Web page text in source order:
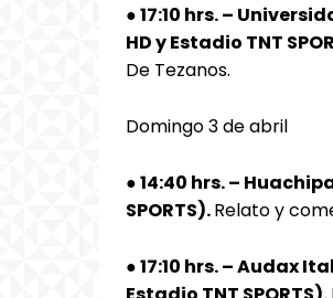
● 17:10 hrs. –
HD y Estadio TNT
De Tezanos.
Domingo 3 de abril
● 14:40 hrs. –
SPORTS).Relato y
● 17:10 hrs. – Audax